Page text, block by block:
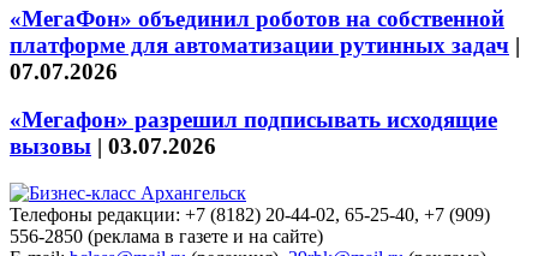
«МегаФон» объединил роботов на собственной
платформе для автоматизации рутинных задач |
07.07.2026
«Мегафон» разрешил подписывать исходящие
вызовы | 03.07.2026
Телефоны редакции: +7 (8182) 20-44-02, 65-25-40, +7 (909)
556-2850 (реклама в газете и на сайте)